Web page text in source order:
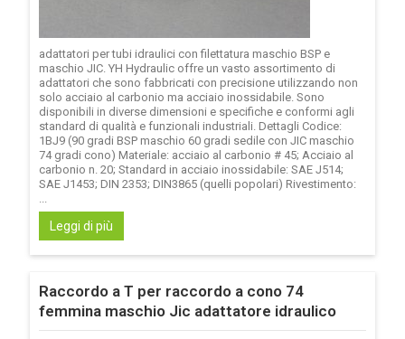
adattatori per tubi idraulici con filettatura maschio BSP e
maschio JIC. YH Hydraulic offre un vasto assortimento di
adattatori che sono fabbricati con precisione utilizzando non
solo acciaio al carbonio ma acciaio inossidabile. Sono
disponibili in diverse dimensioni e specifiche e conformi agli
standard di qualità e funzionali industriali. Dettagli Codice:
1BJ9 (90 gradi BSP maschio 60 gradi sedile con JIC maschio
74 gradi cono) Materiale: acciaio al carbonio # 45; Acciaio al
carbonio n. 20; Standard in acciaio inossidabile: SAE J514;
SAE J1453; DIN 2353; DIN3865 (quelli popolari) Rivestimento:
...
Leggi di più
Raccordo a T per raccordo a cono 74
femmina maschio Jic adattatore idraulico